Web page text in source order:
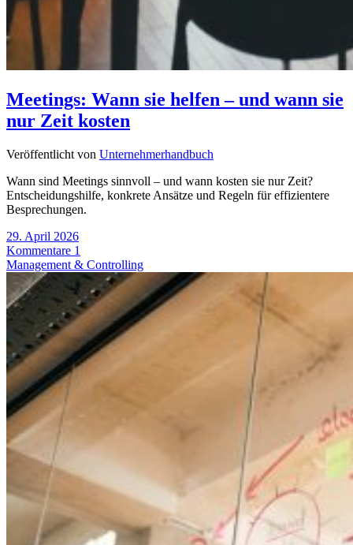
Meetings: Wann sie helfen – und wann sie
nur Zeit kosten
Veröffentlicht von Unternehmerhandbuch
Wann sind Meetings sinnvoll – und wann kosten sie nur Zeit?
Entscheidungshilfe, konkrete Ansätze und Regeln für effizientere
Besprechungen.
29. April 2026
Kommentare 1
Management & Controlling